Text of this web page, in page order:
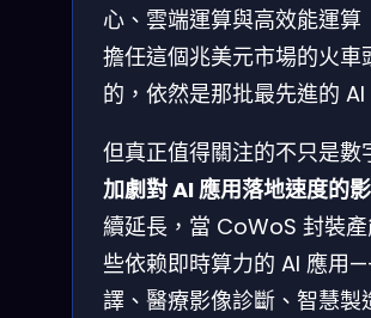
心、雲端運算與高效能運算
擔任這個兆美元市場的火
的，依然是那批最先進的 AI
但真正值得關注的不只是數
加劇對 AI 應用落地速度的
續延長，當 CoWoS 封裝
些依赖即時算力的 AI 應用
譯、醫療影像診斷、智慧